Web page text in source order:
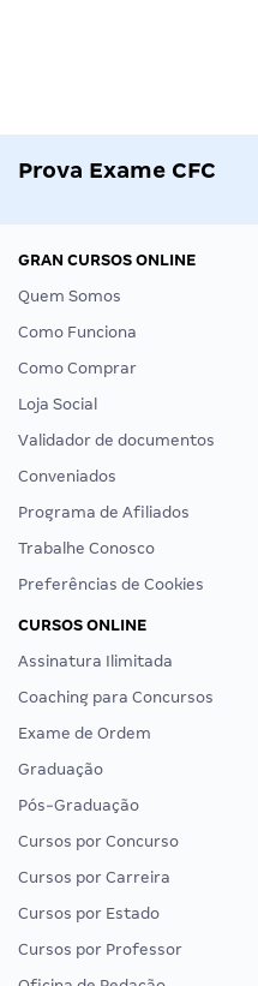
Prova Exame CFC
GRAN CURSOS ONLINE
Quem Somos
Como Funciona
Como Comprar
Loja Social
Validador de documentos
Conveniados
Programa de Afiliados
Trabalhe Conosco
Preferências de Cookies
CURSOS ONLINE
Assinatura Ilimitada
Coaching para Concursos
Exame de Ordem
Graduação
Pós-Graduação
Cursos por Concurso
Cursos por Carreira
Cursos por Estado
Cursos por Professor